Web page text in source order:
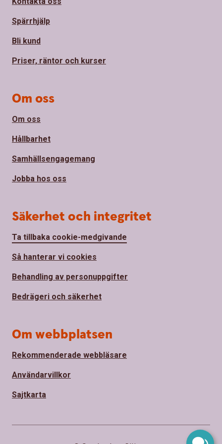
Spärrhjälp
Bli kund
Priser, räntor och kurser
Om oss
Om oss
Hållbarhet
Samhällsengagemang
Jobba hos oss
Säkerhet och integritet
Ta tillbaka cookie-medgivande
Så hanterar vi cookies
Behandling av personuppgifter
Bedrägeri och säkerhet
Om webbplatsen
Rekommenderade webbläsare
Användarvillkor
Sajtkarta